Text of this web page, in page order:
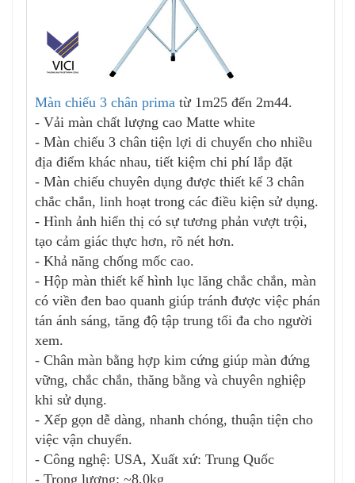
Màn chiếu 3 chân prima từ 1m25 đến 2m44.
- Vải màn chất lượng cao Matte white
- Màn chiếu 3 chân tiện lợi di chuyển cho nhiều
địa điểm khác nhau, tiết kiệm chi phí lắp đặt
- Màn chiếu chuyên dụng được thiết kế 3 chân
chắc chắn, linh hoạt trong các điều kiện sử dụng.
- Hình ảnh hiển thị có sự tương phản vượt trội,
tạo cảm giác thực hơn, rõ nét hơn.
- Khả năng chống mốc cao.
- Hộp màn thiết kế hình lục lăng chắc chắn, màn
có viền đen bao quanh giúp tránh được việc phán
tán ánh sáng, tăng độ tập trung tối đa cho người
xem.
- Chân màn bằng hợp kim cứng giúp màn đứng
vững, chắc chắn, thăng bằng và chuyên nghiệp
khi sử dụng.
- Xếp gọn dễ dàng, nhanh chóng, thuận tiện cho
việc vận chuyển.
- Công nghệ: USA, Xuất xứ: Trung Quốc
- Trọng lượng: ~8,0kg